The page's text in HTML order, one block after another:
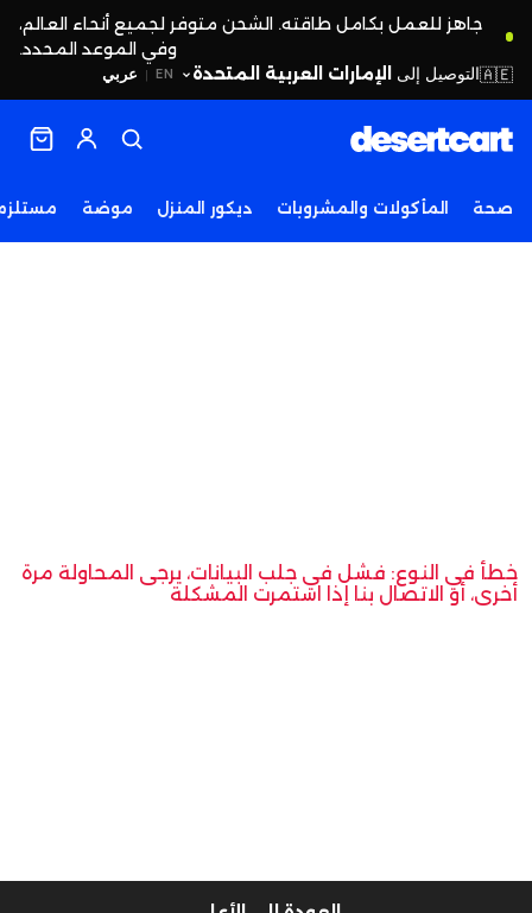
جاهز للعمل بكامل طاقته. الشحن متوفر لجميع أنحاء العالم،
وفي الموعد المحدد.
EN
| عربي 🇦🇪التوصيل إلى الإمارات العربية المتحدة
صحة المأكولات والمشروبات ديكور المنزل موضة
خطأ في النوع: فشل في جلب البيانات، يرجى المحاولة مرة
أخرى، أو الاتصال بنا إذا استمرت المشكلة